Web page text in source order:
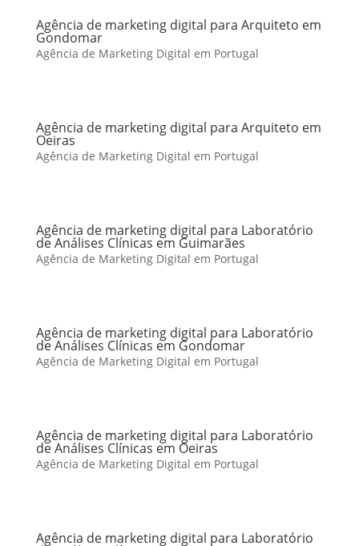
Agência de marketing digital para Arquiteto em
Gondomar
Agência de Marketing Digital em Portugal
Agência de marketing digital para Arquiteto em
Oeiras
Agência de Marketing Digital em Portugal
Agência de marketing digital para Laboratório
de Análises Clínicas em Guimarães
Agência de Marketing Digital em Portugal
Agência de marketing digital para Laboratório
de Análises Clínicas em Gondomar
Agência de Marketing Digital em Portugal
Agência de marketing digital para Laboratório
de Análises Clínicas em Oeiras
Agência de Marketing Digital em Portugal
Agência de marketing digital para Laboratório